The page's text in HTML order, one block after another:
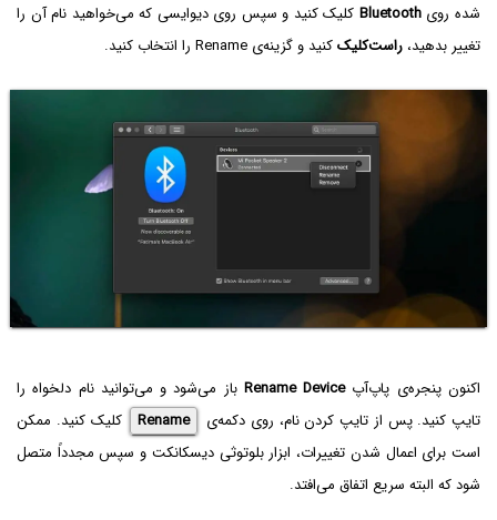
شده رویBluetooth کلیک کنید و سپس روی دیوایسی که می‌خواهید نام آن را
تغییر بدهید، راست‌کلیککنید و گزینه‌ی Rename را انتخاب کنید.
اکنون پنجره‌ی پاپ‌آپRename Device باز می‌شود و می‌توانید نام دلخواه را
تایپ کنید. پس از تایپ کردن نام، روی دکمه‌ی
Rename
کلیک کنید. ممکن
است برای اعمال شدن تغییرات، ابزار بلوتوثی دیسکانکت و سپس مجدداً متصل
شود که البته سریع اتفاق می‌افتد.